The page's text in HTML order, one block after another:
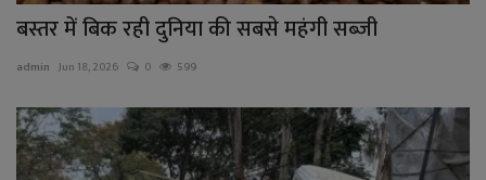
बस्तर में बिक रही दुनिया की सबसे महंगी सब्जी
admin Jun 18, 2026 0 599